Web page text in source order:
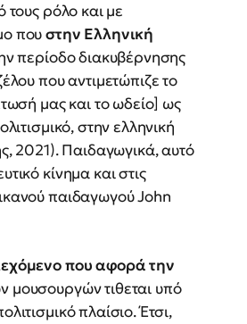
τους ρόλο και με
πουστην Ελληνική
περίοδο διακυβέρνησης
που αντιμετώπιζε το
μας και το ωδείο] ως
στην ελληνική
2021). Παιδαγωγικά, αυτό
κίνημα και στις
παιδαγωγού John
που αφορά την
μουσουργών τιθεται υπό
πλαίσιο. Έτσι,